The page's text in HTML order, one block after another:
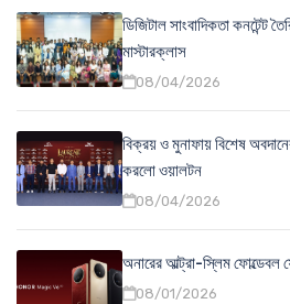
ডিজিটাল সাংবাদিকতা কনটেন্ট
মাস্টারক্লাস
08/04/2026
বিক্রয় ও মুনাফায় বিশেষ
করলো ওয়ালটন
08/04/2026
অনারের আল্ট্রা-স্লিম ফোল্ডেবল
08/01/2026